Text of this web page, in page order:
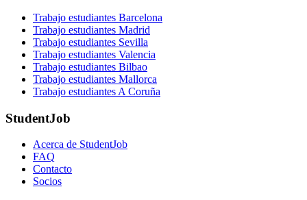
Trabajo estudiantes Barcelona
Trabajo estudiantes Madrid
Trabajo estudiantes Sevilla
Trabajo estudiantes Valencia
Trabajo estudiantes Bilbao
Trabajo estudiantes Mallorca
Trabajo estudiantes A Coruña
StudentJob
Acerca de StudentJob
FAQ
Contacto
Socios